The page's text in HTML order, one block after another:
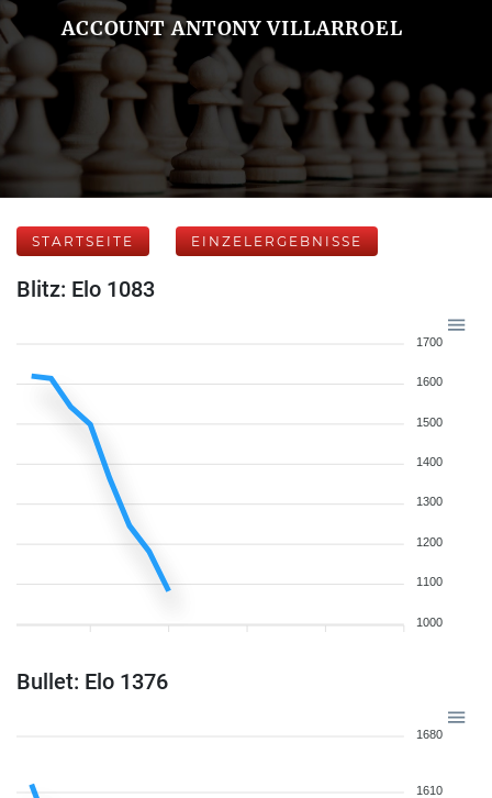
ACCOUNT ANTONY VILLARROEL
STARTSEITE EINZELERGEBNISSE
Blitz: Elo 1083
1700
1600
1500
1400
1300
1200
1100
1000
Bullet: Elo 1376
1680
1610